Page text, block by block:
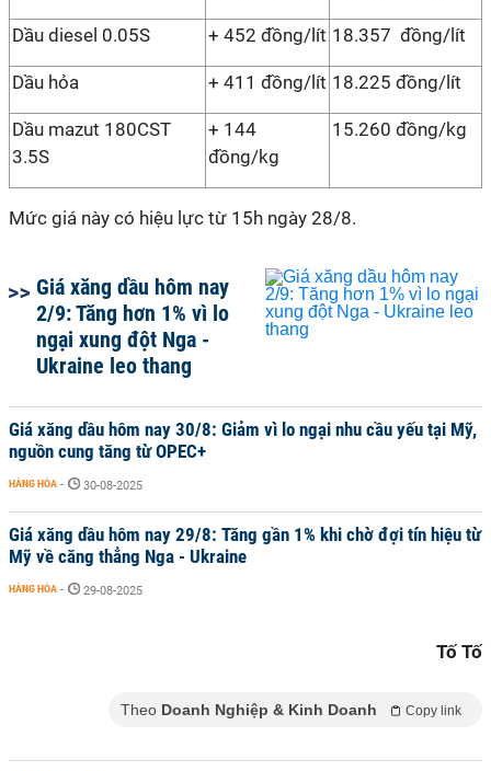
Dầu diesel 0.05S + 452 đồng/lít 18.357 đồng/lít
Dầu hỏa + 411 đồng/lít 18.225 đồng/lít
Dầu mazut 180CST
3.5S
+ 144
đồng/kg
15.260 đồng/kg
Mức giá này có hiệu lực từ 15h ngày 28/8.
Giá xăng dầu hôm nay
2/9: Tăng hơn 1% vì lo
ngại xung đột Nga -
Ukraine leo thang
Giá xăng dầu hôm nay 30/8: Giảm vì lo ngại nhu cầu yếu tại Mỹ,
nguồn cung tăng từ OPEC+
HÀNG HÓA - 30-08-2025
Giá xăng dầu hôm nay 29/8: Tăng gần 1% khi chờ đợi tín hiệu từ
Mỹ về căng thẳng Nga - Ukraine
HÀNG HÓA - 29-08-2025
Tố Tố
Theo Doanh Nghiệp & Kinh Doanh Copy link